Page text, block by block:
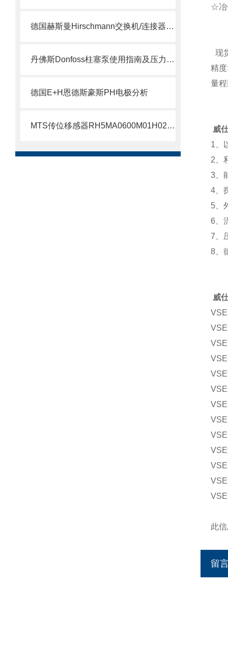
德国赫斯曼Hirschmann交换机/连接器介绍
丹佛斯Donfoss柱塞泵使用指南及压力调节教程
德国E+H恩德斯豪斯PH电极分析
MTS传位移感器RH5MA0600M01H021S1011G8现货支持
☆冶
现
精
量
威
1、
2、
3、
4、
5、
6、
7、
8、
威
此
留